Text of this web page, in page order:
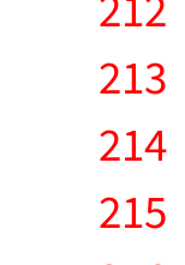
213
214
215